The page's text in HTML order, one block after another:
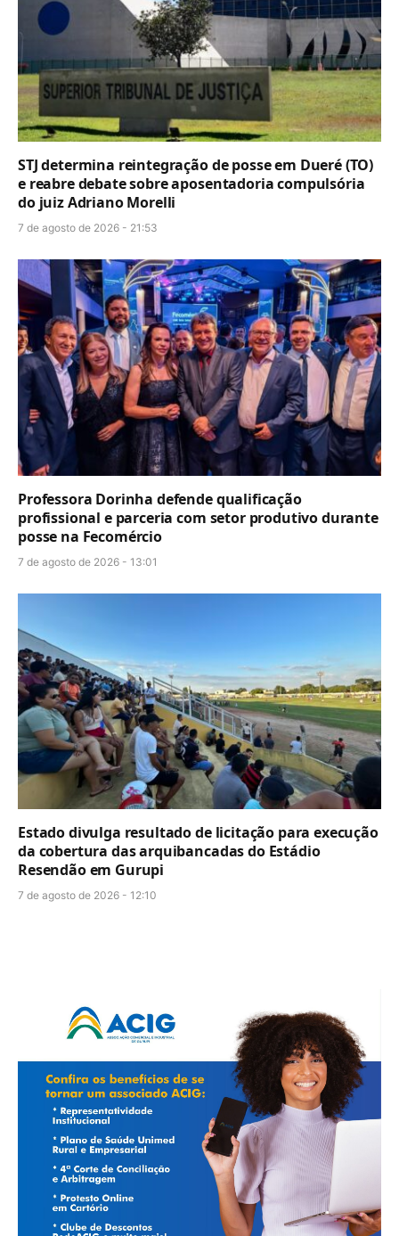
STJ determina reintegração de posse em Dueré (TO)
e reabre debate sobre aposentadoria compulsória
do juiz Adriano Morelli
7 de agosto de 2026 - 21:53
Professora Dorinha defende qualificação
profissional e parceria com setor produtivo durante
posse na Fecomércio
7 de agosto de 2026 - 13:01
Estado divulga resultado de licitação para execução
da cobertura das arquibancadas do Estádio
Resendão em Gurupi
7 de agosto de 2026 - 12:10